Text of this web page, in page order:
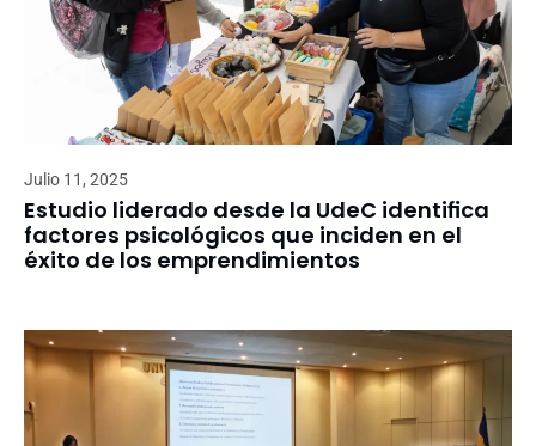
Julio 11, 2025
Estudio liderado desde la UdeC identifica
factores psicológicos que inciden en el
éxito de los emprendimientos